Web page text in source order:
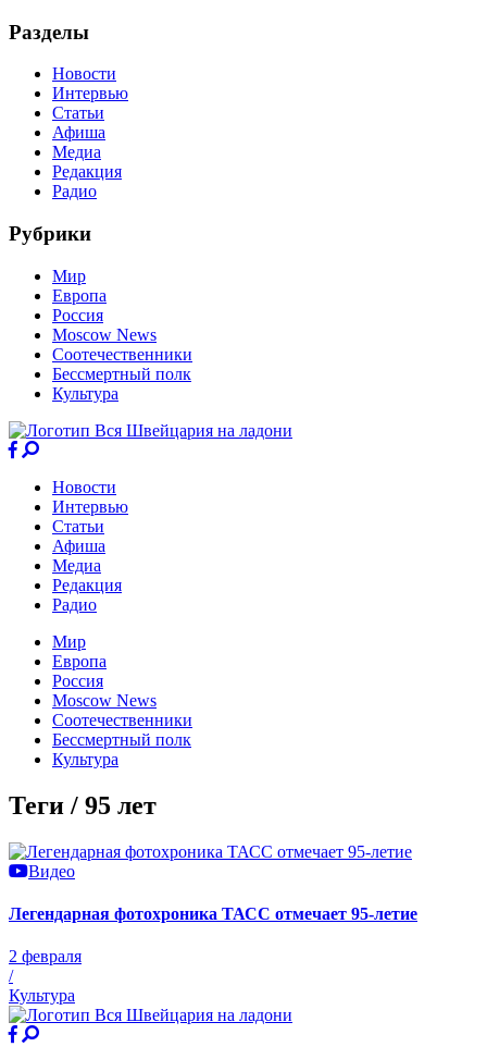
Разделы
Новости
Интервью
Статьи
Афиша
Медиа
Редакция
Радио
Рубрики
Мир
Европа
Россия
Moscow News
Соотечественники
Бессмертный полк
Культура
Новости
Интервью
Статьи
Афиша
Медиа
Редакция
Радио
Мир
Европа
Россия
Moscow News
Соотечественники
Бессмертный полк
Культура
Теги / 95 лет
Видео
Легендарная фотохроника ТАСС отмечает 95-летие
2 февраля
/
Культура